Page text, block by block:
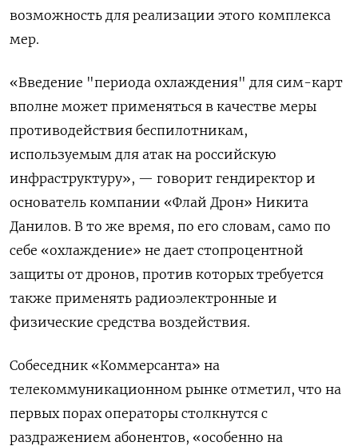
возможность для реализации этого комплекса
мер.
«Введение "периода охлаждения" для сим-карт
вполне может применяться в качестве меры
противодействия беспилотникам,
используемым для атак на российскую
инфраструктуру», — говорит гендиректор и
основатель компании «Флай Дрон» Никита
Данилов. В то же время, по его словам, само по
себе «охлаждение» не дает стопроцентной
защиты от дронов, против которых требуется
также применять радиоэлектронные и
физические средства воздействия.
Собеседник «Коммерсанта» на
телекоммуникационном рынке отметил, что на
первых порах операторы столкнутся с
раздражением абонентов, «особенно на